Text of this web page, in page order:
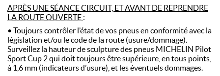
APRÈS UNE SÉANCE CIRCUIT, ET AVANT DE REPRENDRE
LA ROUTE OUVERTE :
• Toujours contrôler l’état de vos pneus en conformité avec la
législation et/ou le code de la route (usure/dommage).
Surveillez la hauteur de sculpture des pneus MICHELIN Pilot
Sport Cup 2 qui doit toujours être supérieure, en tous points,
à 1,6 mm (indicateurs d’usure), et les éventuels dommages.